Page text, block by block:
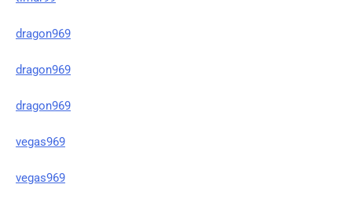
dragon969
dragon969
dragon969
vegas969
vegas969